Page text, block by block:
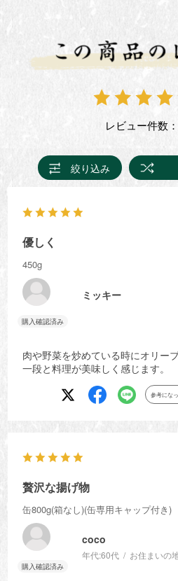
レビュー件数
絞り込み
優しく
450g
ミッキー
肉や野菜を炒めている時にオリー
一段と料理が美味しく感じます。
参考にな
贅沢な揚げ物
缶800g(箱なし)(缶専用キャップ付き)
coco
年代:60代 お住まいの